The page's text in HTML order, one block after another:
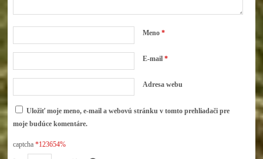
Meno *
E-mail *
Adresa webu
Uložiť moje meno, e-mail a webovú stránku v tomto prehliadači pre
moje budúce komentáre.
captcha*123654%